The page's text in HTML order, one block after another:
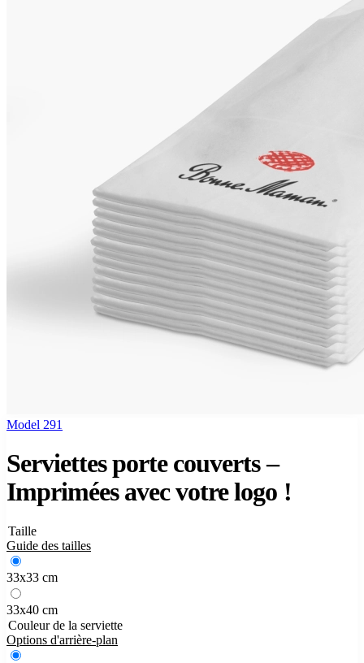
Model 291
Serviettes porte couverts –
Imprimées avec votre logo !
Taille
Guide des tailles
33x33 cm
33x40 cm
Couleur de la serviette
Options d'arrière-plan